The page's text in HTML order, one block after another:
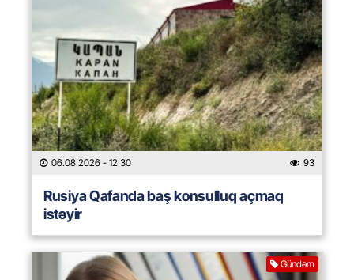
06.08.2026 - 12:30 93
Rusiya Qafanda baş konsulluq açmaq
istəyir
Gündəm